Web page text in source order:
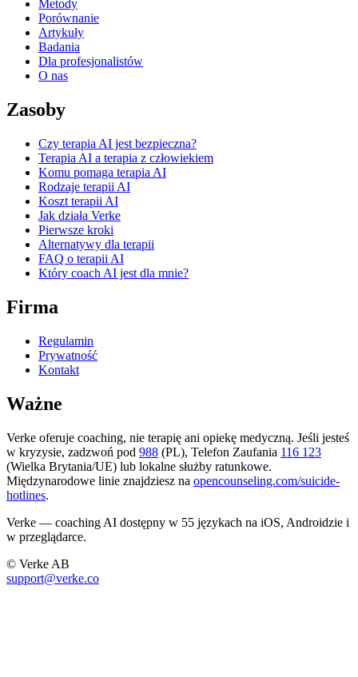
Metody
Porównanie
Artykuły
Badania
Dla profesjonalistów
O nas
Zasoby
Czy terapia AI jest bezpieczna?
Terapia AI a terapia z człowiekiem
Komu pomaga terapia AI
Rodzaje terapii AI
Koszt terapii AI
Jak działa Verke
Pierwsze kroki
Alternatywy dla terapii
FAQ o terapii AI
Który coach AI jest dla mnie?
Firma
Regulamin
Prywatność
Kontakt
Ważne
Verke oferuje coaching, nie terapię ani opiekę medyczną. Jeśli jesteś
w kryzysie, zadzwoń pod 988 (PL), Telefon Zaufania 116 123
(Wielka Brytania/UE) lub lokalne służby ratunkowe.
Międzynarodowe linie znajdziesz na opencounseling.com/suicide-
hotlines.
Verke — coaching AI dostępny w 55 językach na iOS, Androidzie i
w przeglądarce.
© Verke AB
support@verke.co